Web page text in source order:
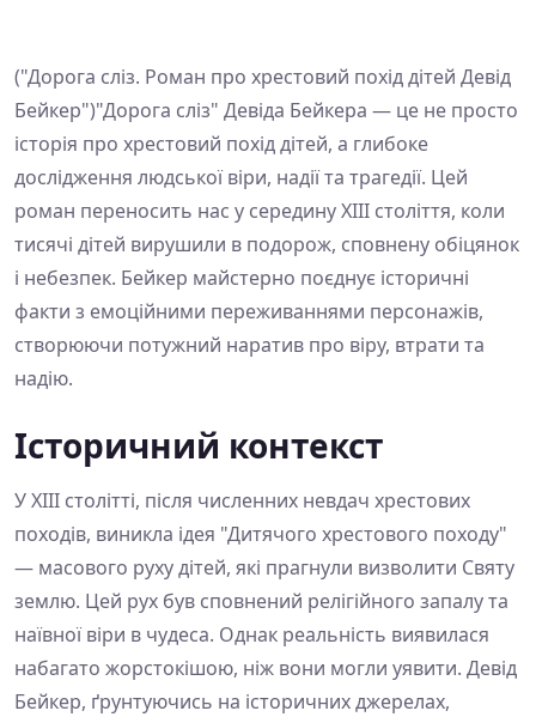
("Дорога сліз. Роман про хрестовий похід дітей Девід
Бейкер")"Дорога сліз" Девіда Бейкера — це не просто
історія про хрестовий похід дітей, а глибоке
дослідження людської віри, надії та трагедії. Цей
роман переносить нас у середину XIII століття, коли
тисячі дітей вирушили в подорож, сповнену обіцянок
і небезпек. Бейкер майстерно поєднує історичні
факти з емоційними переживаннями персонажів,
створюючи потужний наратив про віру, втрати та
надію.
Історичний контекст
У XIII столітті, після численних невдач хрестових
походів, виникла ідея "Дитячого хрестового походу"
— масового руху дітей, які прагнули визволити Святу
землю. Цей рух був сповнений релігійного запалу та
наївної віри в чудеса. Однак реальність виявилася
набагато жорстокішою, ніж вони могли уявити. Девід
Бейкер, ґрунтуючись на історичних джерелах,